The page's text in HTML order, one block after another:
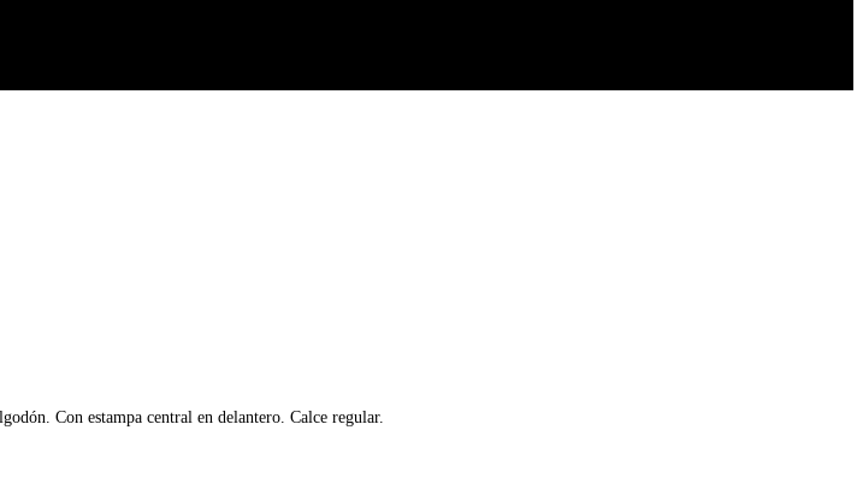
Con estampa central en delantero. Calce regular.